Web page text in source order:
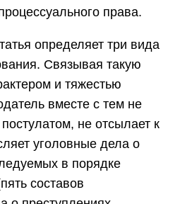
права.
определяет три вида
Связывая такую
и тяжестью
вместе с тем не
не отсылает к
уголовные дела о
в порядке
составов